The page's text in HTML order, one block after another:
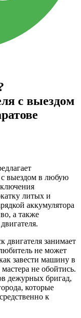
с выездом
выездом в любую
литых и
аккумулятора
а также
двигателя занимает
не может
завести машину в
не обойтись.
дежурных бригад,
которые
к